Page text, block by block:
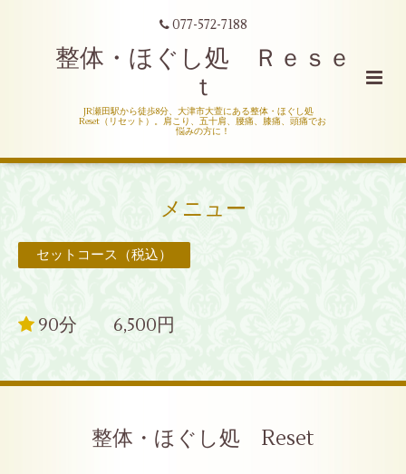
077-572-7188
整体・ほぐし処 Ｒｅｓｅ
ｔ
JR瀬田駅から徒歩8分、大津市大萱にある整体・ほぐし処
Reset（リセット）。肩こり、五十肩、腰痛、膝痛、頭痛でお
悩みの方に！
メニュー
セットコース（税込）
90分 6,500円
整体・ほぐし処 Reset